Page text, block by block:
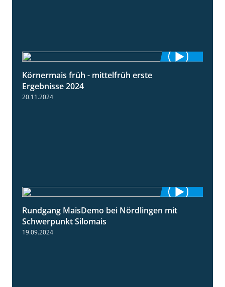
Körnermais früh - mittelfrüh erste
Ergebnisse 2024
20.11.2024
10:51
Rundgang MaisDemo bei Nördlingen mit
Schwerpunkt Silomais
19.09.2024